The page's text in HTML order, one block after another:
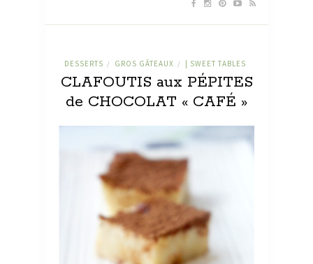
DESSERTS / GROS GÂTEAUX / | SWEET TABLES
CLAFOUTIS aux PÉPITES
de CHOCOLAT « CAFÉ »